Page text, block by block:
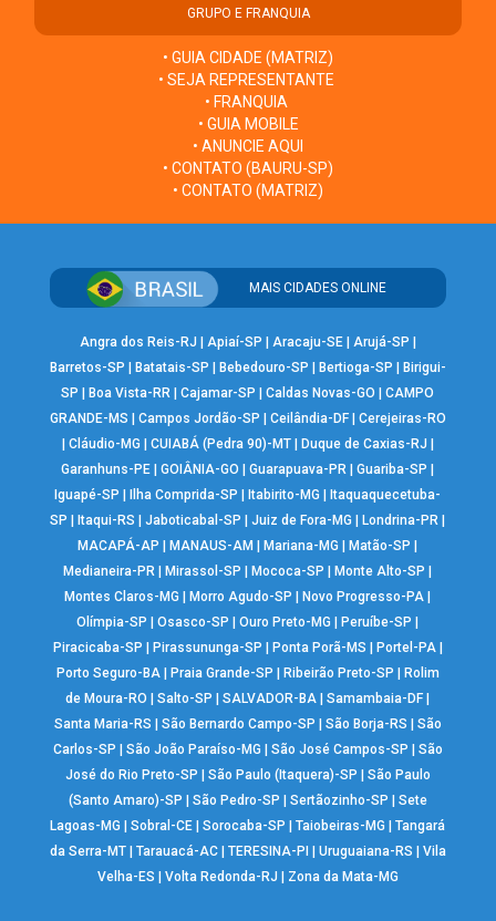
GRUPO E FRANQUIA
• GUIA CIDADE (MATRIZ)
• SEJA REPRESENTANTE
• FRANQUIA
• GUIA MOBILE
• ANUNCIE AQUI
• CONTATO (BAURU-SP)
• CONTATO (MATRIZ)
MAIS CIDADES ONLINE
Angra dos Reis-RJ | Apiaí-SP | Aracaju-SE| Arujá-SP |
Barretos-SP | Batatais-SP | Bebedouro-SP | Bertioga-SP | Birigui-
SP |Boa Vista-RR |Cajamar-SP |Caldas Novas-GO |CAMPO
GRANDE-MS | Campos Jordão-SP | Ceilândia-DF| Cerejeiras-RO
| Cláudio-MG | CUIABÁ (Pedra 90)-MT| Duque de Caxias-RJ |
Garanhuns-PE |GOIÂNIA-GO |Guarapuava-PR |Guariba-SP |
Iguapé-SP |Ilha Comprida-SP |Itabirito-MG |Itaquaquecetuba-
SP |Itaqui-RS |Jaboticabal-SP |Juiz de Fora-MG |Londrina-PR |
MACAPÁ-AP |MANAUS-AM |Mariana-MG |Matão-SP |
Medianeira-PR |Mirassol-SP |Mococa-SP |Monte Alto-SP |
Montes Claros-MG |Morro Agudo-SP |Novo Progresso-PA |
Olímpia-SP |Osasco-SP |Ouro Preto-MG |Peruíbe-SP |
Piracicaba-SP | Pirassununga-SP | Ponta Porã-MS | Portel-PA|
Porto Seguro-BA| Praia Grande-SP | Ribeirão Preto-SP | Rolim
de Moura-RO |Salto-SP |SALVADOR-BA |Samambaia-DF |
Santa Maria-RS | São Bernardo Campo-SP | São Borja-RS | São
Carlos-SP | São João Paraíso-MG | São José Campos-SP | São
José do Rio Preto-SP | São Paulo (Itaquera)-SP | São Paulo
(Santo Amaro)-SP | São Pedro-SP | Sertãozinho-SP | Sete
Lagoas-MG |Sobral-CE |Sorocaba-SP |Taiobeiras-MG |Tangará
da Serra-MT| Tarauacá-AC| TERESINA-PI | Uruguaiana-RS | Vila
Velha-ES | Volta Redonda-RJ | Zona da Mata-MG